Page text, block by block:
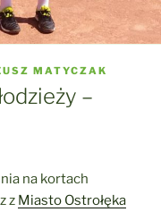
MATYCZAK
–
na kortach
z Miasto Ostrołęka